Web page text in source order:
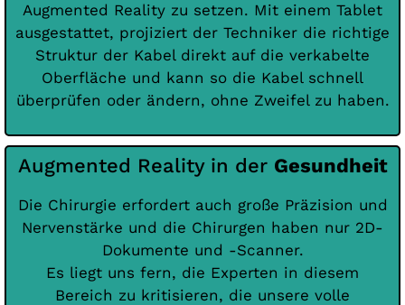
Augmented Reality zu setzen. Mit einem Tablet
ausgestattet, projiziert der Techniker die richtige
Struktur der Kabel direkt auf die verkabelte
Oberfläche und kann so die Kabel schnell
überprüfen oder ändern, ohne Zweifel zu haben.
Augmented Reality in der Gesundheit
Die Chirurgie erfordert auch große Präzision und
Nervenstärke und die Chirurgen haben nur 2D-
Dokumente und -Scanner.
Es liegt uns fern, die Experten in diesem
Bereich zu kritisieren, die unsere volle